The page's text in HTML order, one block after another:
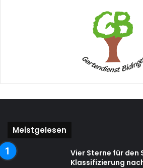
Meistgelesen
Vier Sterne für den
Klassifizierung